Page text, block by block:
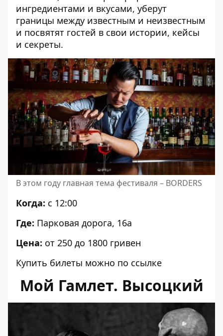
ингредиентами и вкусами, уберут
границы между известным и неизвестным
и посвятят гостей в свои истории, кейсы
и секреты.
В этом году главная тема фестиваля – BORDERS
Когда: с 12:00
Где: Парковая дорога, 16а
Цена: от 250 до 1800 гривен
Купить билеты можно по ссылке
Мой Гамлет. Высоцкий